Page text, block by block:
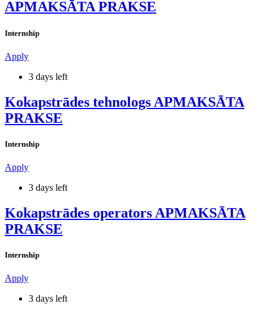
APMAKSĀTA PRAKSE
Internship
Apply
3 days left
Kokapstrādes tehnologs APMAKSĀTA
PRAKSE
Internship
Apply
3 days left
Kokapstrādes operators APMAKSĀTA
PRAKSE
Internship
Apply
3 days left